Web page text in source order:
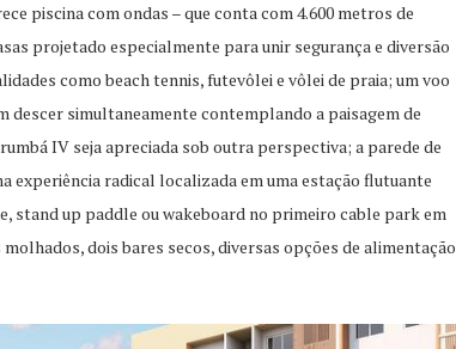
piscina com ondas – que conta com 4.600 metros de
projetado especialmente para unir segurança e diversão
como beach tennis, futevôlei e vôlei de praia; um voo
descer simultaneamente contemplando a paisagem de
IV seja apreciada sob outra perspectiva; a parede de
experiência radical localizada em uma estação flutuante
stand up paddle ou wakeboard no primeiro cable park em
dois bares secos, diversas opções de alimentação